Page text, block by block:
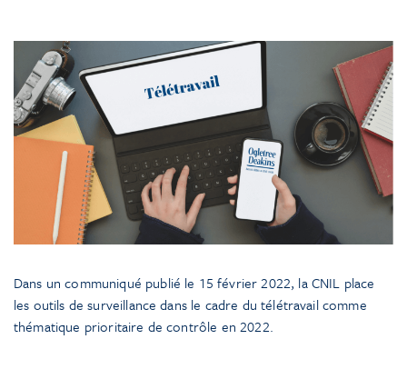
Dans un communiqué publié le 15 février 2022, la CNIL place
les outils de surveillance dans le cadre du télétravail comme
thématique prioritaire de contrôle en 2022.